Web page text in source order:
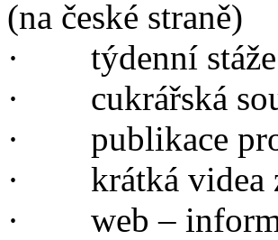
(na české straně)
· týdenní stáže
· cukrářská
· publikace
· krátká videa
· web –